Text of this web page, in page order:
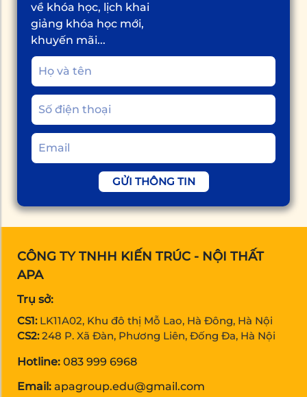
về khóa học, lịch khai
giảng khóa học mới,
khuyến mãi...
GỬI THÔNG TIN
CÔNG TY TNHH KIẾN TRÚC - NỘI THẤT
APA
Trụ sở:
CS1: LK11A02, Khu đô thị Mỗ Lao, Hà Đông, Hà Nội
CS2: 248 P. Xã Đàn, Phương Liên, Đống Đa, Hà Nội
Hotline: 083 999 6968
Email: apagroup.edu@gmail.com